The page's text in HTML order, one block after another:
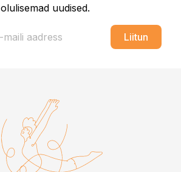
olulisemad uudised.
Liitun